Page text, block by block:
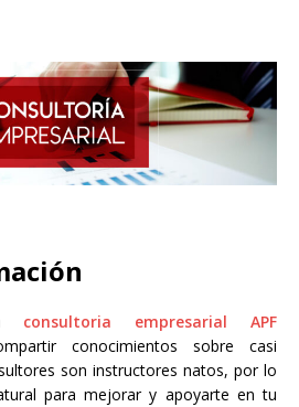
consultoria empresarial APF
conocimientos sobre casi
son instructores natos, por lo
para mejorar y apoyarte en tu